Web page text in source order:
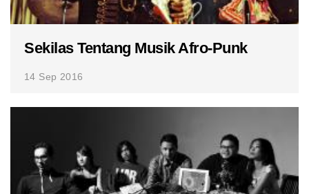
Sekilas Tentang Musik Afro-Punk
14 Sep 2016